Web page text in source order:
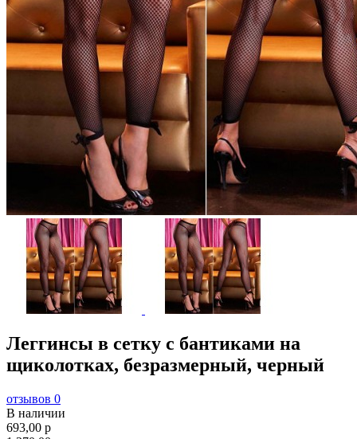
Леггинсы в сетку с бантиками на
щиколотках, безразмерный, черный
отзывов 0
В наличии
693,00 p